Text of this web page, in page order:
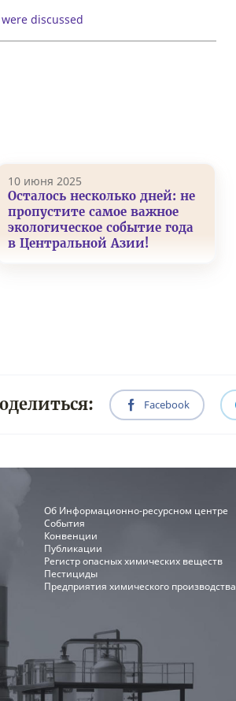
discussed
10 июня 2025
Осталось несколько дней: не
пропустите самое важное
экологическое событие года
в Центральной Азии!
Facebook
Об Информационно-ресурсном центре
События
Конвенции
Публикации
Регистр опасных химических веществ
Пестициды
Предприятия химического производства